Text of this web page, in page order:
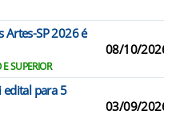
Artes-SP 2026 é
SUPERIOR
08/10/2026
edital para 5
03/09/2026